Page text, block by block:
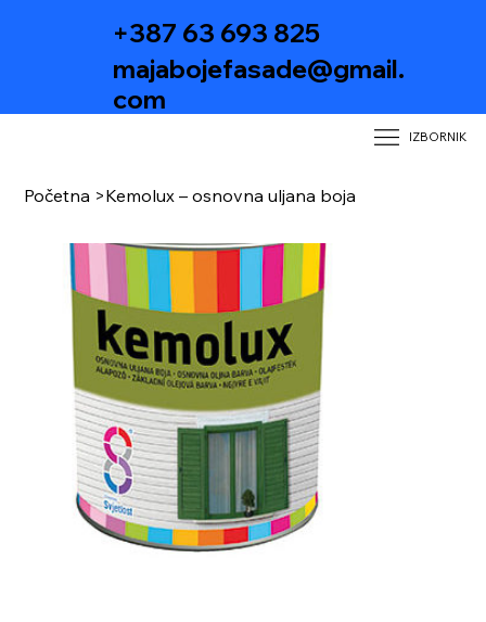
IZBORNIK
+387 63 693 825
majabojefasade@gmail.
com
Početna >Kemolux – osnovna uljana boja